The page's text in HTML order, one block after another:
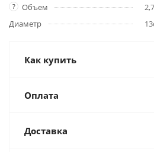
? Объем
Диаметр
Как купить
Оплата
Доставка